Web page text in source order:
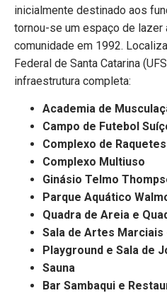
inicialmente destinado aos
tornou-se um espaço de lazer
comunidade em 1992.
Federal de Santa Catarina
infraestrutura completa:
Academia de
Campo de Futebol
Complexo de Raquetes
Complexo Multiuso
Ginásio Telmo
Parque Aquático
Quadra de Areia e
Sala de Artes Marciais
Playground e Sala de
Sauna
Bar Sambaqui e